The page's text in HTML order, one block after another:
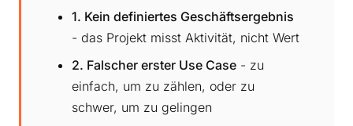
1. Kein definiertes Geschäftsergebnis
- das Projekt misst Aktivität, nicht Wert
2. Falscher erster Use Case - zu
einfach, um zu zählen, oder zu
schwer, um zu gelingen